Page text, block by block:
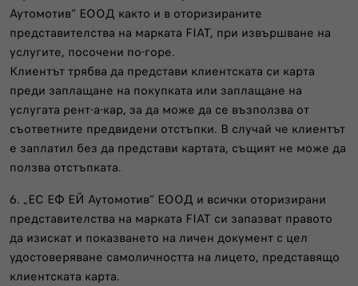
Аутомотив“ ЕООД както и в оторизираните
представителства на марката FIAT, при извършване на
услугите, посочени по-горе.
Клиентът трябва да представи клиентската си карта
преди заплащане на покупката или заплащане на
услугата рент-а-кар, за да може да се възползва от
съответните предвидени отстъпки. В случай че клиентът
е заплатил без да представи картата, същият не може да
ползва отстъпката.
6. „ЕС ЕФ ЕЙ Аутомотив“ ЕООД и всички оторизирани
представителства на марката FIAT си запазват правото
да изискат и показването на личен документ с цел
удостоверяване самоличността на лицето, представящо
клиентската карта.